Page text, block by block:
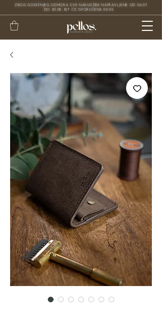
ZBOG GODIŠNJEG ODMORA SVE NARUDŽBE NAPRAVLJENE OD 06.07.
DO 20.08. BIT ĆE ISPORUČENE 09.09.